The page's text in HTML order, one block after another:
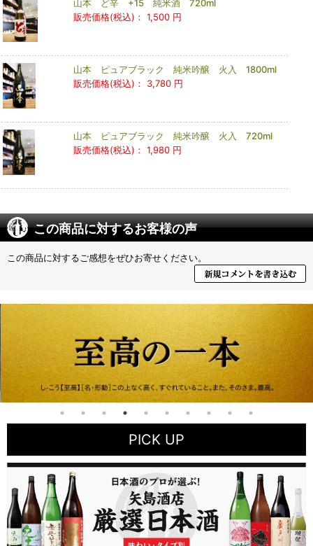
山本 ど辛 +15 純米酒 720ml
販売価格(税込)： 1,500 円
山本 ピュアブラック 純米吟醸 火入 1800ml
販売価格(税込)：
3,780 円
山本 ピュアブラック 純米吟醸 火入 720ml
販売価格(税込)： 1,980 円
この商品に対するお客様の声
この商品に対するご感想をぜひお寄せください。
PICK UP